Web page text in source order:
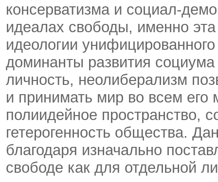
консерватизма и социал-
идеалах свободы, именно
идеологии
доминанты развития
личность, неолиберализм
и принимать мир во всем его
полиидейное пространство,
гетерогенность общества.
благодаря изначально
свободе как для отдельной